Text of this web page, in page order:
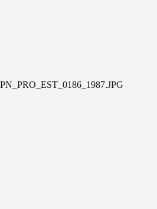
PN_PRO_EST_0186_1987.JPG